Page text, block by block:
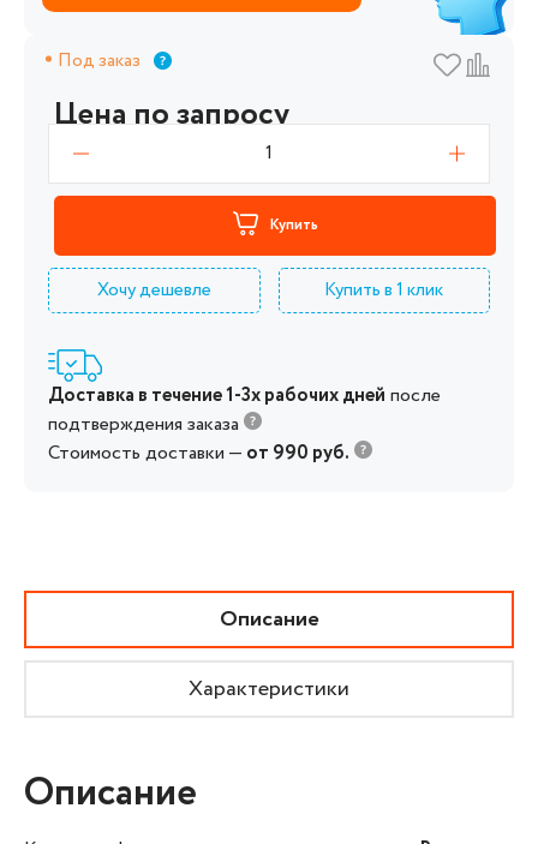
Под заказ
Цена по запросу
1
Купить
Хочу дешевле Купить в 1 клик
Доставка в течение 1-3х рабочих дней после
подтверждения заказа
Стоимость доставки — от 990 руб.
Описание
Характеристики
Описание